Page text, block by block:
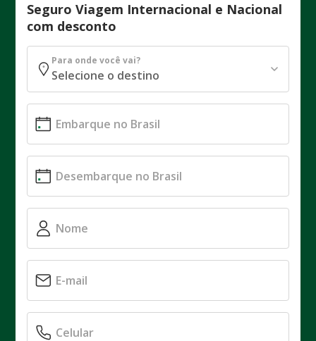
Seguro Viagem Internacional e Nacional
com desconto
Para onde você vai?